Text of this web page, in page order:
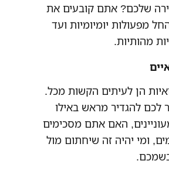
שלכם? אתם קובעים את
מפעולות יומיומיות ועד
מהותיות.
הן לעיתים הקשות מכל.
להגדיר מראש באילו
האם אתם מסכימים
ומי יהיה זה שיחתום מול